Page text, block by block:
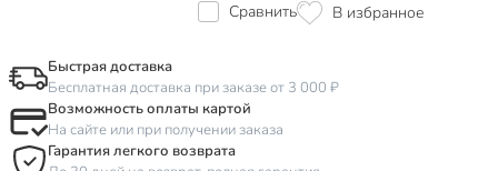
Сравнить В избранное
Быстрая доставка
Бесплатная доставка при заказе от 3 000 ₽
Возможность оплаты картой
На сайте или при получении заказа
Гарантия легкого возврата